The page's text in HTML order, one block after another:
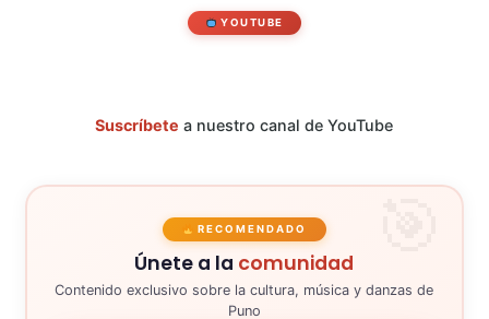
YOUTUBE
Suscríbete a nuestro canal de YouTube
RECOMENDADO
Únete a la comunidad
Contenido exclusivo sobre la cultura, música y danzas de
Puno